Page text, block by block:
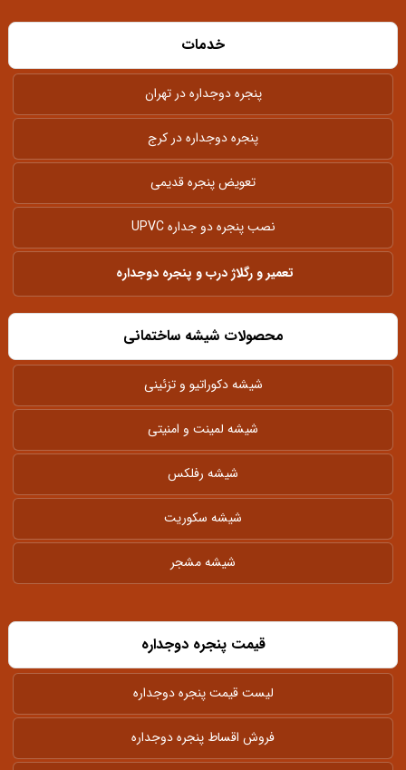
خدمات
پنجره دوجداره در تهران
پنجره دوجداره در کرج
تعویض پنجره قدیمی
نصب پنجره دو جداره UPVC
تعمیر و رگلاژ درب و پنجره دوجداره
محصولات شیشه ساختمانی
شیشه دکوراتیو و تزئینی
شیشه لمینت و امنیتی
شیشه رفلکس
شیشه سکوریت
شیشه مشجر
قیمت پنجره دوجداره
لیست قیمت پنجره دوجداره
فروش اقساط پنجره دوجداره